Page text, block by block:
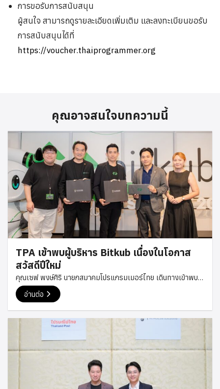
การขอรับการสนับสนุน
ผู้สนใจ สามารถดูรายละเอียดเพิ่มเติม และลงทะเบียนขอรับ
การสนับสนุนได้ที่
https://voucher.thaiprogrammer.org
คุณอาจสนใจบทความนี้
TPA เข้าพบผู้บริหาร Bitkub เนื่องในโอกาส
สวัสดีปีใหม่
คุณเซฟ พงษ์ศิริ นายกสมาคมโปรแกรมเมอร์ไทย เดินทางเข้าพบ
คุณทวีทรัพย์ ราวรรณ์ ผู้ร่วมก่อตั้งและกรรมการบริหารของ
Bitkub Group เนื่องในโอกาสสวัสดีปีใหม่ เพื่อส่งมอบคำอวยพร
และพูดคุยกันอย่างเป็นกันเอง ในโอกาสนี้ ทั้งสองฝ่ายได้ร่วมแลก
เปลี่ยนมุมมองเกี่ยวกับแนวโน้มเทคโนโลยีและอุตสาหกรรมดิจิทัล
ด้านเทคโนโลยีในประเทศไทย รวมถึงโอกาสในการสร้างความร่วม
มือระหว่างภาคเอกชนและชุมชนนักพัฒนาในอนาคต การพบปะครั้ง
นี้ยังสะท้อนถึงความตั้งใจของสมาคมโปรแกรมเมอร์ไทยในการ
สร้างเครือข่ายความร่วมมือกับองค์กรชั้นนำในอุตสาหกรรม
อ่านต่อ